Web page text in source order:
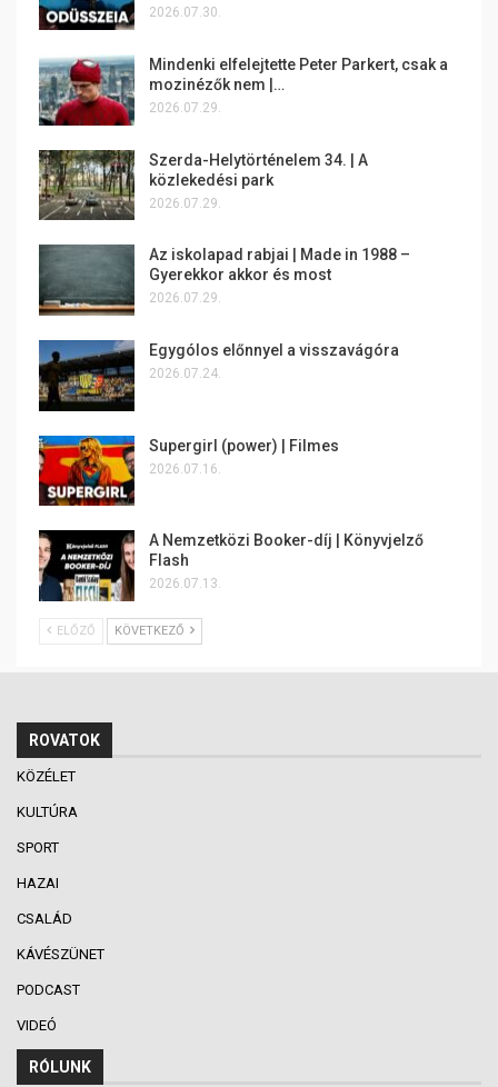
2026.07.30.
Mindenki elfelejtette Peter Parkert, csak a
mozinézők nem |…
2026.07.29.
Szerda-Helytörténelem 34. | A
közlekedési park
2026.07.29.
Az iskolapad rabjai | Made in 1988 –
Gyerekkor akkor és most
2026.07.29.
Egygólos előnnyel a visszavágóra
2026.07.24.
Supergirl (power) | Filmes
2026.07.16.
A Nemzetközi Booker-díj | Könyvjelző
Flash
2026.07.13.
ELŐZŐ KÖVETKEZŐ
ROVATOK
KÖZÉLET
KULTÚRA
SPORT
HAZAI
CSALÁD
KÁVÉSZÜNET
PODCAST
VIDEÓ
RÓLUNK